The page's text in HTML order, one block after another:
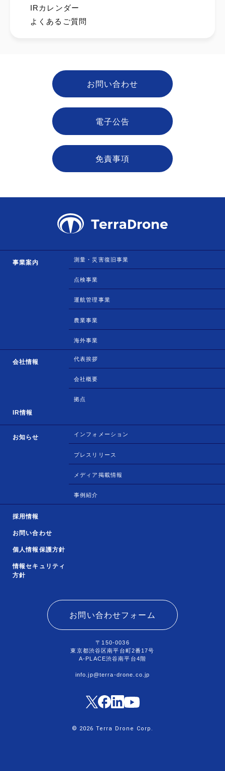
IRカレンダー
よくあるご質問
お問い合わせ
電子公告
免責事項
事業案内 測量・災害復旧事業
点検事業
運航管理事業
農業事業
海外事業
会社情報 代表挨拶
会社概要
拠点
IR情報
お知らせ インフォメーション
プレスリリース
メディア掲載情報
事例紹介
採用情報
お問い合わせ
個人情報保護方針
情報セキュリティ
方針
お問い合わせフォーム
〒150-0036
東京都渋谷区南平台町2番17号
A-PLACE渋谷南平台4階
info.jp@terra-drone.co.jp
© 2026 Terra Drone Corp.